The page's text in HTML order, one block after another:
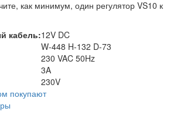
как минимум, один регулятор VS10 к
кабель:12V DC
W-448 H-132 D-73
230 VAC 50Hz
3A
230V
покупают